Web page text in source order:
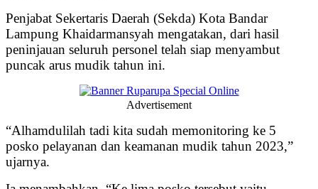
Penjabat Sekertaris Daerah (Sekda) Kota Bandar
Lampung Khaidarmansyah mengatakan, dari hasil
peninjauan seluruh personel telah siap menyambut
puncak arus mudik tahun ini.
Advertisement
“Alhamdulilah tadi kita sudah memonitoring ke 5
posko pelayanan dan keamanan mudik tahun 2023,”
ujarnya.